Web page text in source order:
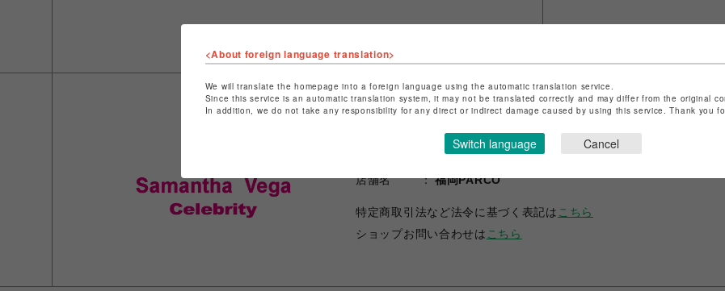
サマンサベガセレブリティ
店舗名
福岡PARCO
特定商取引法など法令に基づく表記は こちら
ショップお問い合わせは こちら
<About foreign language translation>
We will translate the homepage into a foreign language using the automatic translation service.
Since this service is an automatic translation system, it may not be translated correctly and may differ from the original
In addition, we do not take any responsibility for any direct or indirect damage caused by using this service. Thank you
Switch language Cancel